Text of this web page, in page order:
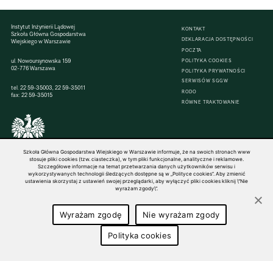
Instytut Inżynierii Lądowej
Szkoła Główna Gospodarstwa
Wiejskiego w Warszawie
ul. Nowoursynowska 159
02-776 Warszawa
tel. 22 59-35003 22 59-35011
fax: 22 59-35015
KONTAKT
DEKLARACJA DOSTĘPNOŚCI
POCZTA
POLITYKA COOKIES
POLITYKA PRYWATNOŚCI
SERWISÓW SGGW
RODO
RÓWNE TRAKTOWANIE
Szkoła Główna Gospodarstwa Wiejskiego w Warszawie informuje, że na swoich stronach www
stosuje pliki cookies (tzw. ciasteczka), w tym pliki funkcjonalne, analityczne i reklamowe.
Szczegółowe informacje na temat przetwarzania danych użytkowników serwisu i
wykorzystywanych technologii śledzących dostępne są w „Polityce cookies”. Aby zmienić
ustawienia skorzystaj z ustawień swojej przeglądarki, aby wyłączyć pliki cookies kliknij \"Nie
wyrażam zgody\".
Wyrażam zgodę Nie wyrażam zgody
Polityka cookies